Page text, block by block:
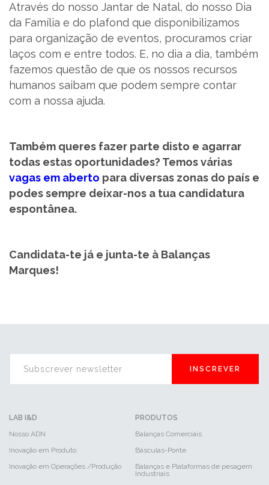
Através do nosso Jantar de Natal, do nosso Dia
da Família e do plafond que disponibilizamos
para organização de eventos, procuramos criar
laços com e entre todos. E, no dia a dia, também
fazemos questão de que os nossos recursos
humanos saibam que podem sempre contar
com a nossa ajuda.
Também queres fazer parte disto e agarrar
todas estas oportunidades? Temos várias
vagas em aberto para diversas zonas do país e
podes sempre deixar-nos a tua candidatura
espontânea.
Candidata-te já e junta-te à Balanças
Marques!
INSCREVER
LAB I&D
Nosso ADN
Inovação em Produto
Inovação em Operações /Produção
PRODUTOS
Balanças Comerciais
Básculas-Ponte
Balanças e Plataformas de pesagem
Industriais